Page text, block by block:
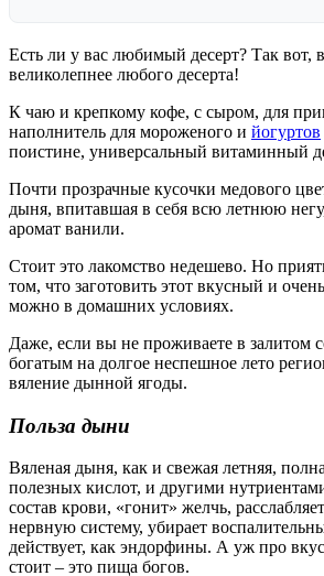
Есть ли у вас любимый десерт? Так вот,
великолепнее любого десерта!
К чаю и крепкому кофе, с сыром, для
наполнитель для мороженого и йогуртов
поистине, универсальный витаминный
Почти прозрачные кусочки медового
дыня, впитавшая в себя всю летнюю
аромат ванили.
Стоит это лакомство недешево. Но
том, что заготовить этот вкусный и
можно в домашних условиях.
Даже, если вы не проживаете в залитом
богатым на долгое неспешное лето
вяление дынной ягоды.
Польза дыни
Вяленая дыня, как и свежая летняя,
полезных кислот, и другими
состав крови, «гонит» желчь,
нервную систему, убирает
действует, как эндорфины. А уж про
стоит – это пища богов.